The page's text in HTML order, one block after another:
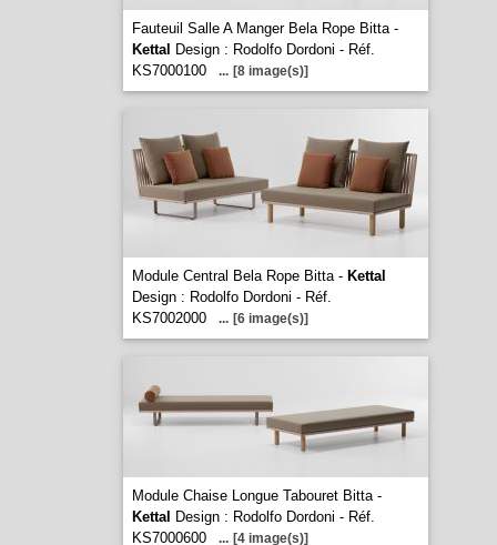
Fauteuil Salle A Manger Bela Rope Bitta -
Kettal Design : Rodolfo Dordoni - Réf.
KS7000100
... [8 image(s)]
Module Central Bela Rope Bitta - Kettal
Design : Rodolfo Dordoni - Réf.
KS7002000
... [6 image(s)]
Module Chaise Longue Tabouret Bitta -
Kettal Design : Rodolfo Dordoni - Réf.
KS7000600
... [4 image(s)]